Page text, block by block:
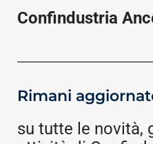
Confindustria
Rimani
su tutte le novità,